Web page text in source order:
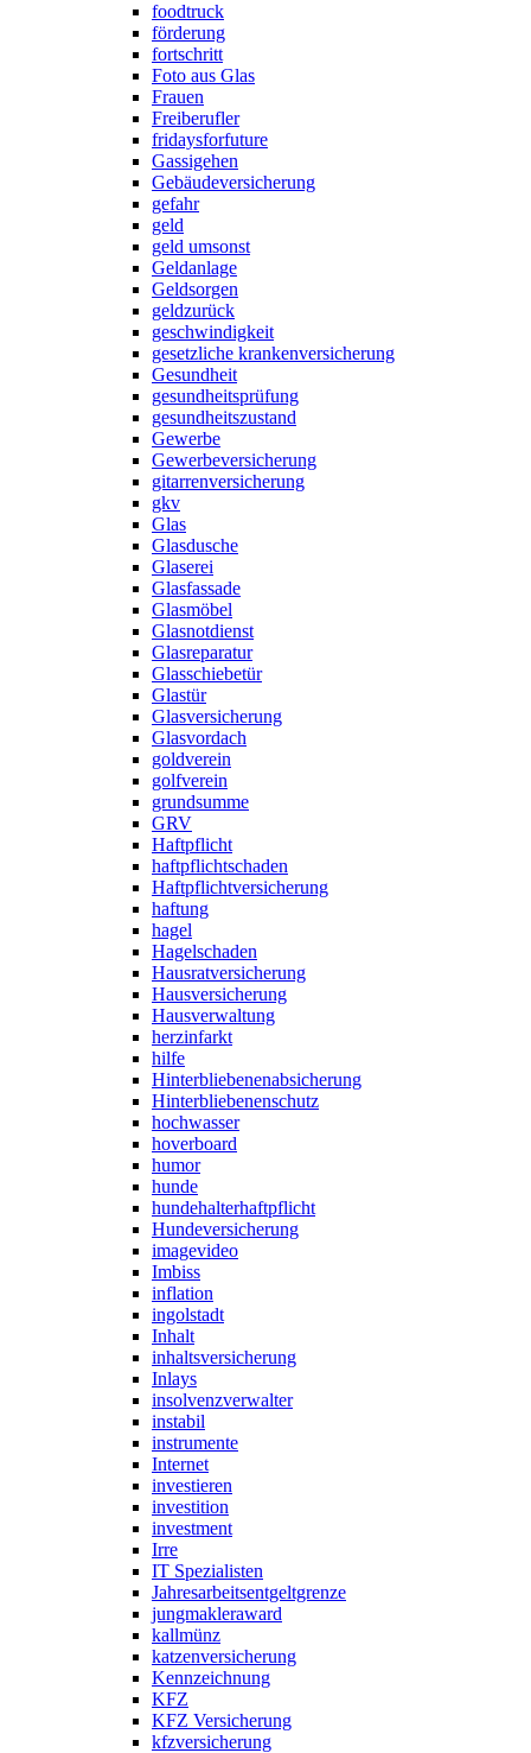
foodtruck
förderung
fortschritt
Foto aus Glas
Frauen
Freiberufler
fridaysforfuture
Gassigehen
Gebäudeversicherung
gefahr
geld
geld umsonst
Geldanlage
Geldsorgen
geldzurück
geschwindigkeit
gesetzliche krankenversicherung
Gesundheit
gesundheitsprüfung
gesundheitszustand
Gewerbe
Gewerbeversicherung
gitarrenversicherung
gkv
Glas
Glasdusche
Glaserei
Glasfassade
Glasmöbel
Glasnotdienst
Glasreparatur
Glasschiebetür
Glastür
Glasversicherung
Glasvordach
goldverein
golfverein
grundsumme
GRV
Haftpflicht
haftpflichtschaden
Haftpflichtversicherung
haftung
hagel
Hagelschaden
Hausratversicherung
Hausversicherung
Hausverwaltung
herzinfarkt
hilfe
Hinterbliebenenabsicherung
Hinterbliebenenschutz
hochwasser
hoverboard
humor
hunde
hundehalterhaftpflicht
Hundeversicherung
imagevideo
Imbiss
inflation
ingolstadt
Inhalt
inhaltsversicherung
Inlays
insolvenzverwalter
instabil
instrumente
Internet
investieren
investition
investment
Irre
IT Spezialisten
Jahresarbeitsentgeltgrenze
jungmakleraward
kallmünz
katzenversicherung
Kennzeichnung
KFZ
KFZ Versicherung
kfzversicherung